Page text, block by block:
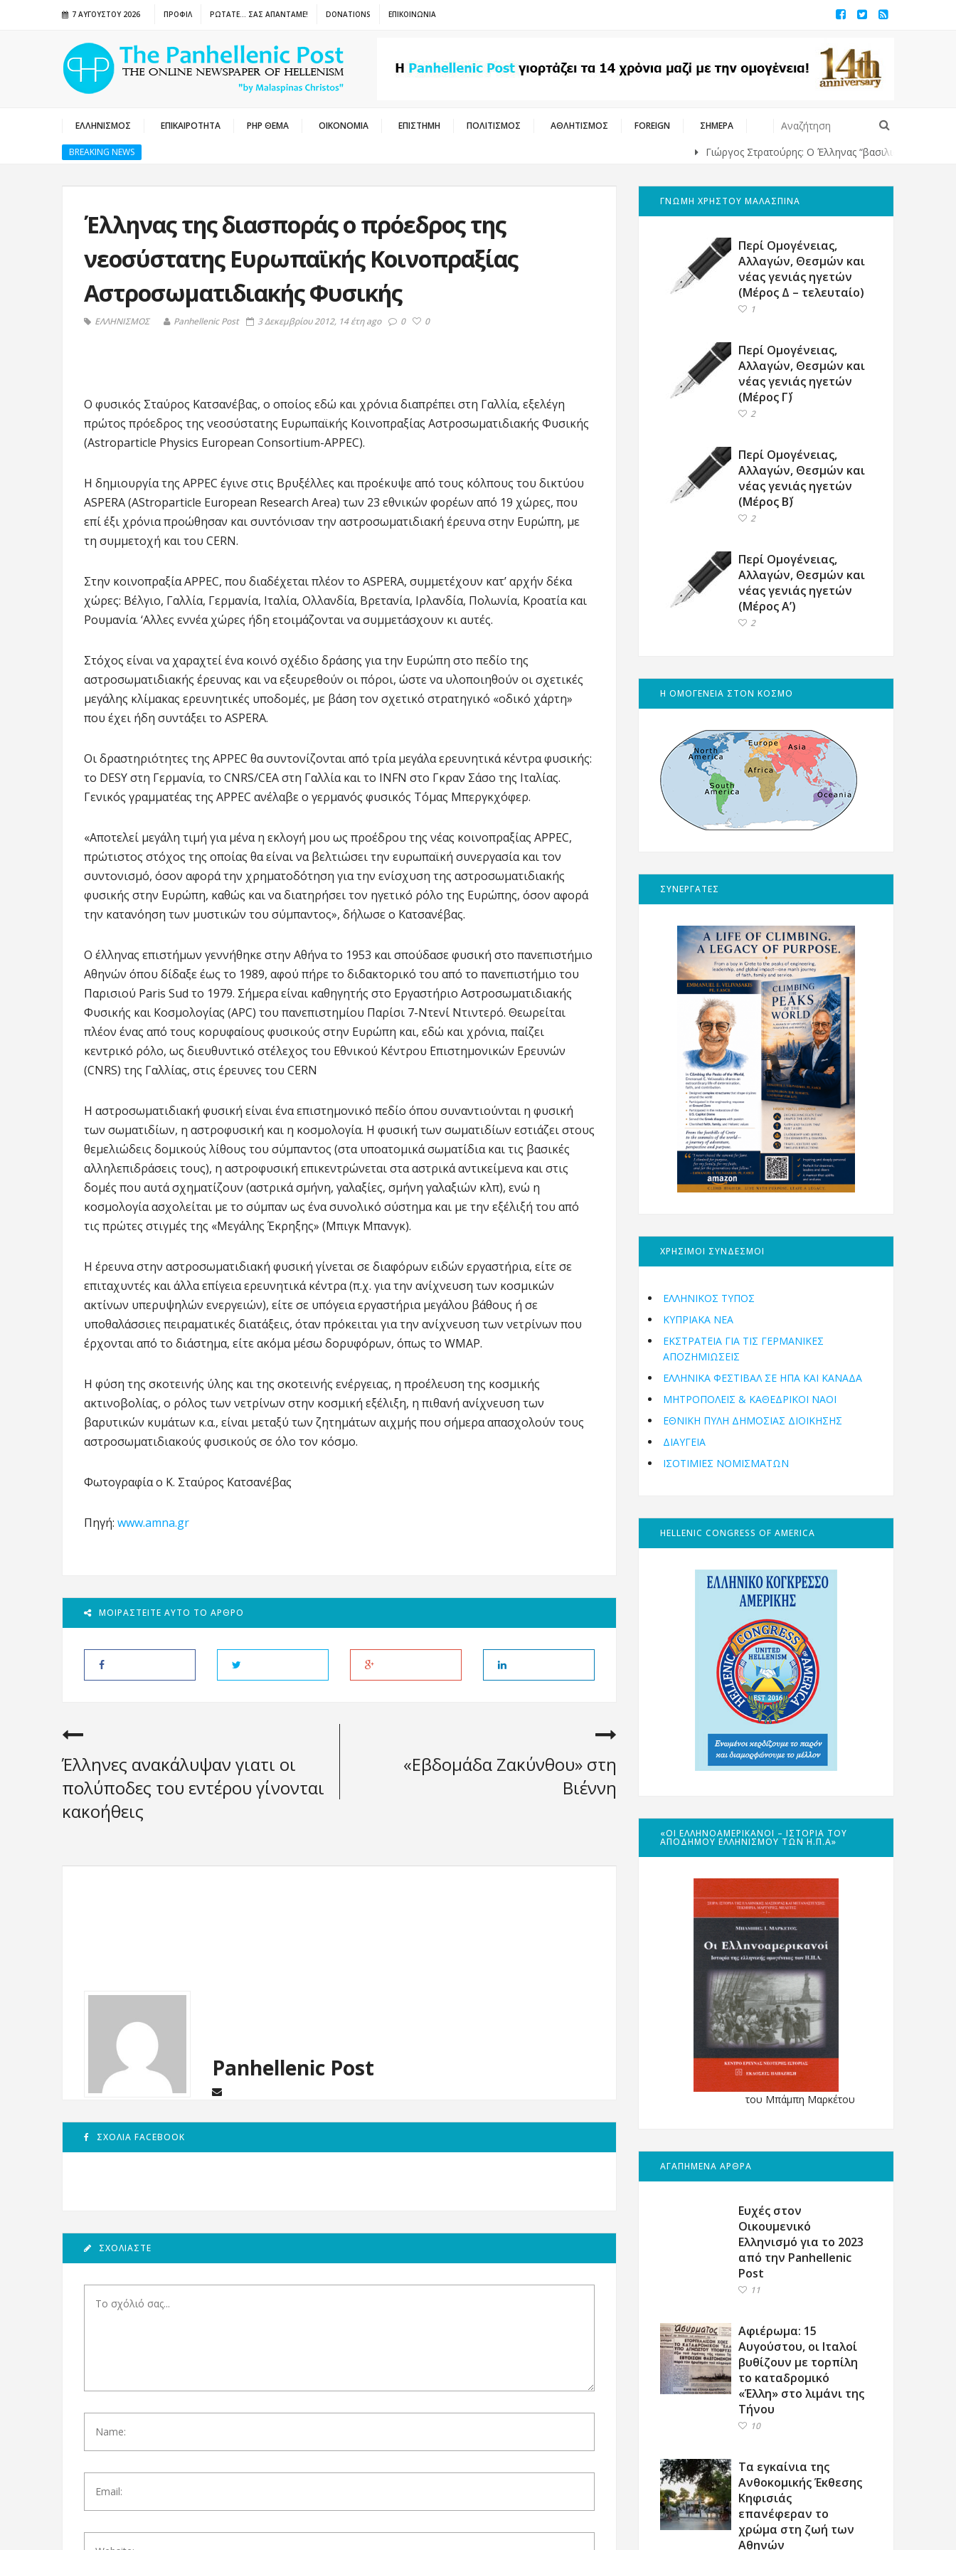
7 ΑΥΓΟΎΣΤΟΥ 2026 ΠΡΟΦΙΛ ΡΩΤΑΤΕ… ΣΑΣ ΑΠΑΝΤΑΜΕ! DONATIONS ΕΠΙΚΟΙΝΩΝΙΑ
ΕΛΛΗΝΙΣΜΟΣ ΕΠΙΚΑΙΡΟΤΗΤΑ PHP ΘΕΜΑ ΟΙΚΟΝΟΜΙΑ ΕΠΙΣΤΗΜΗ ΠΟΛΙΤΙΣΜΟΣ ΑΘΛΗΤΙΣΜΟΣ FOREIGN ΣΗΜΕΡΑ
BREAKING NEWS Γιώργος Στρατούρης: Ο Έλληνας “βασιλιάς” της υψηλής
Έλληνας της διασποράς o πρόεδρος της
νεοσύστατης Ευρωπαϊκής Κοινοπραξίας
Αστροσωματιδιακής Φυσικής
ΕΛΛΗΝΙΣΜΟΣ Panhellenic Post 3 Δεκεμβρίου 2012, 14 έτη ago 0 0
Ο φυσικός Σταύρος Κατσανέβας, ο οποίος εδώ και χρόνια διαπρέπει στη Γαλλία, εξελέγη
πρώτος πρόεδρος της νεοσύστατης Ευρωπαϊκής Κοινοπραξίας Αστροσωματιδιακής Φυσικής
(Astroparticle Physics European Consortium-APPEC).
Η δημιουργία της APPEC έγινε στις Βρυξέλλες και προέκυψε από τους κόλπους του δικτύου
ASPERA (AStroparticle European Research Area) των 23 εθνικών φορέων από 19 χώρες, που
επί έξι χρόνια προώθησαν και συντόνισαν την αστροσωματιδιακή έρευνα στην Ευρώπη, με
τη συμμετοχή και του CERN.
Στην κοινοπραξία APPEC, που διαδέχεται πλέον το ASPERA, συμμετέχουν κατ’ αρχήν δέκα
χώρες: Βέλγιο, Γαλλία, Γερμανία, Ιταλία, Ολλανδία, Βρετανία, Ιρλανδία, Πολωνία, Κροατία και
Ρουμανία. ‘Αλλες εννέα χώρες ήδη ετοιμάζονται να συμμετάσχουν κι αυτές.
Στόχος είναι να χαραχτεί ένα κοινό σχέδιο δράσης για την Ευρώπη στο πεδίο της
αστροσωματιδιακής έρευνας και να εξευρεθούν οι πόροι, ώστε να υλοποιηθούν οι σχετικές
μεγάλης κλίμακας ερευνητικές υποδομές, με βάση τον σχετικό στρατηγικό «οδικό χάρτη»
που έχει ήδη συντάξει το ASPERA.
Οι δραστηριότητες της APPEC θα συντονίζονται από τρία μεγάλα ερευνητικά κέντρα φυσικής:
το DESY στη Γερμανία, το CNRS/CEA στη Γαλλία και το INFN στο Γκραν Σάσο της Ιταλίας.
Γενικός γραμματέας της APPEC ανέλαβε ο γερμανός φυσικός Τόμας Μπεργκχόφερ.
«Αποτελεί μεγάλη τιμή για μένα η εκλογή μου ως προέδρου της νέας κοινοπραξίας APPEC,
πρώτιστος στόχος της οποίας θα είναι να βελτιώσει την ευρωπαϊκή συνεργασία και τον
συντονισμό, όσον αφορά την χρηματοδότηση για την ενίσχυση της αστροσωματιδιακής
φυσικής στην Ευρώπη, καθώς και να διατηρήσει τον ηγετικό ρόλο της Ευρώπης, όσον αφορά
την κατανόηση των μυστικών του σύμπαντος», δήλωσε ο Κατσανέβας.
Ο έλληνας επιστήμων γεννήθηκε στην Αθήνα το 1953 και σπούδασε φυσική στο πανεπιστήμιο
Αθηνών όπου δίδαξε έως το 1989, αφού πήρε το διδακτορικό του από το πανεπιστήμιο του
Παρισιού Paris Sud το 1979. Σήμερα είναι καθηγητής στο Εργαστήριο Αστροσωματιδιακής
Φυσικής και Κοσμολογίας (APC) του πανεπιστημίου Παρίσι 7-Ντενί Ντιντερό. Θεωρείται
πλέον ένας από τους κορυφαίους φυσικούς στην Ευρώπη και, εδώ και χρόνια, παίζει
κεντρικό ρόλο, ως διευθυντικό στέλεχος του Εθνικού Κέντρου Επιστημονικών Ερευνών
(CNRS) της Γαλλίας, στις έρευνες του CERN
Η αστροσωματιδιακή φυσική είναι ένα επιστημονικό πεδίο όπου συναντιούνται η φυσική
των σωματιδίων, η αστροφυσική και η κοσμολογία. Η φυσική των σωματιδίων εστιάζει στους
θεμελιώδεις δομικούς λίθους του σύμπαντος (στα υποατομικά σωματίδια και τις βασικές
αλληλεπιδράσεις τους), η αστροφυσική επικεντρώνεται στα αστρικά αντικείμενα και στις
δομές που αυτά σχηματίζουν (αστρικά σμήνη, γαλαξίες, σμήνη γαλαξιών κλπ), ενώ η
κοσμολογία ασχολείται με το σύμπαν ως ένα συνολικό σύστημα και με την εξέλιξή του από
τις πρώτες στιγμές της «Μεγάλης Έκρηξης» (Μπιγκ Μπανγκ).
Η έρευνα στην αστροσωματιδιακή φυσική γίνεται σε διαφόρων ειδών εργαστήρια, είτε σε
επιταχυντές και άλλα επίγεια ερευνητικά κέντρα (π.χ. για την ανίχνευση των κοσμικών
ακτίνων υπερυψηλών ενεργειών), είτε σε υπόγεια εργαστήρια μεγάλου βάθους ή σε
υποθαλάσσιες πειραματικές διατάξεις, όταν πρόκειται για την ανίχνευση των νετρίνων που
έρχονται από το διάστημα, είτε ακόμα μέσω δορυφόρων, όπως το WMAP.
Η φύση της σκοτεινής ύλης και της σκοτεινής ενέργειας, η προέλευση της κοσμικής
ακτινοβολίας, ο ρόλος των νετρίνων στην κοσμική εξέλιξη, η πιθανή ανίχνευση των
βαρυτικών κυμάτων κ.α., είναι μεταξύ των ζητημάτων αιχμής που σήμερα απασχολούν τους
αστροσωματιδιακούς φυσικούς σε όλο τον κόσμο.
Φωτογραφία ο Κ. Σταύρος Κατσανέβας
Πηγή: www.amna.gr
ΜΟΙΡΑΣΤΕΊΤΕ ΑΥΤΌ ΤΟ ΆΡΘΡΟ
Έλληνες ανακάλυψαν γιατι οι
πολύποδες του εντέρου γίνονται
κακοήθεις
«Εβδομάδα Ζακύνθου» στη
Βιέννη
Panhellenic Post
ΣΧΌΛΙΑ FACEBOOK
ΣΧΟΛΙΆΣΤΕ
ΓΝΩΜΗ ΧΡΗΣΤΟΥ ΜΑΛΑΣΠΙΝΑ
Περί Ομογένειας,
Αλλαγών, Θεσμών και
νέας γενιάς ηγετών
(Μέρος Δ – τελευταίο)
1
Περί Ομογένειας,
Αλλαγών, Θεσμών και
νέας γενιάς ηγετών
(Μέρος Γ΄)
2
Περί Ομογένειας,
Αλλαγών, Θεσμών και
νέας γενιάς ηγετών
(Μέρος Β΄)
2
Περί Ομογένειας,
Αλλαγών, Θεσμών και
νέας γενιάς ηγετών
(Μέρος Α’)
2
Η ΟΜΟΓΕΝΕΙΑ ΣΤΟΝ ΚΟΣΜΟ
ΣΥΝΕΡΓΑΤΕΣ
ΧΡΗΣΙΜΟΙ ΣΥΝΔΕΣΜΟΙ
ΕΛΛΗΝΙΚΟΣ ΤΥΠΟΣ
ΚΥΠΡΙΑΚΑ ΝΕΑ
ΕΚΣΤΡΑΤΕΙΑ ΓΙΑ ΤΙΣ ΓΕΡΜΑΝΙΚΕΣ
ΑΠΟΖΗΜΙΩΣΕΙΣ
ΕΛΛΗΝΙΚΆ ΦΕΣΤΙΒΆΛ ΣΕ ΗΠΑ ΚΑΙ ΚΑΝΑΔΑ
ΜΗΤΡΟΠΌΛΕΙΣ & ΚΑΘΕΔΡΙΚΟΊ ΝΑΟΊ
ΕΘΝΙΚΉ ΠΎΛΗ ΔΗΜΌΣΙΑΣ ΔΙΟΊΚΗΣΗΣ
ΔΙΑΥΓΕΙΑ
ΙΣΟΤΙΜΙΕΣ ΝΟΜΙΣΜΑΤΩΝ
HELLENIC CONGRESS OF AMERICA
«ΟΙ ΕΛΛΗΝΟΑΜΕΡΙΚΑΝΟΊ – ΙΣΤΟΡΊΑ ΤΟΥ
ΑΠΌΔΗΜΟΥ ΕΛΛΗΝΙΣΜΟΎ ΤΩΝ Η.Π.Α»
του Μπάμπη Μαρκέτου
ΑΓΑΠΗΜΕΝΑ ΑΡΘΡΑ
Ευχές στον
Οικουμενικό
Ελληνισμό για το 2023
από την Panhellenic
Post
11
Αφιέρωμα: 15
Αυγούστου, οι Ιταλοί
βυθίζουν με τορπίλη
το καταδρομικό
«Έλλη» στο λιμάνι της
Τήνου
10
Τα εγκαίνια της
Ανθοκομικής Έκθεσης
Κηφισιάς
επανέφεραν το
χρώμα στη ζωή των
Αθηνών